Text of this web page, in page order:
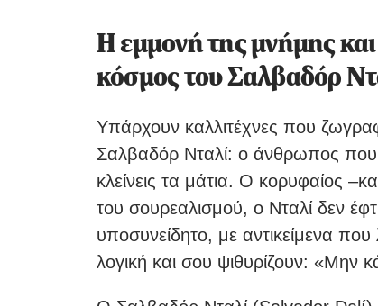
Η εμμονή της μνήμης
κόσμος του Σαλβαδόρ
Υπάρχουν καλλιτέχνες που
Σαλβαδόρ Νταλί: ο άνθρωπος που
κλείνεις τα μάτια. Ο κορυφαίος
του σουρεαλισμού, ο Νταλί δεν
υποσυνείδητο, με αντικείμενα
λογική και σου ψιθυρίζουν: «Μην